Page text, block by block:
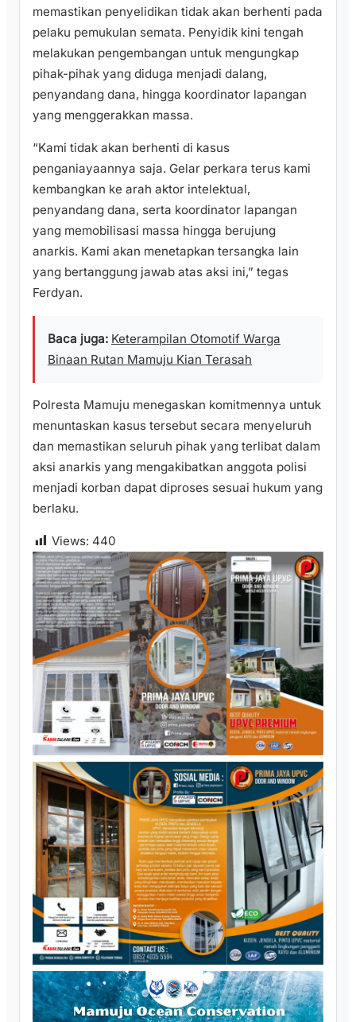
memastikan penyelidikan tidak akan berhenti pada
pelaku pemukulan semata. Penyidik kini tengah
melakukan pengembangan untuk mengungkap
pihak-pihak yang diduga menjadi dalang,
penyandang dana, hingga koordinator lapangan
yang menggerakkan massa.
“Kami tidak akan berhenti di kasus
penganiayaannya saja. Gelar perkara terus kami
kembangkan ke arah aktor intelektual,
penyandang dana, serta koordinator lapangan
yang memobilisasi massa hingga berujung
anarkis. Kami akan menetapkan tersangka lain
yang bertanggung jawab atas aksi ini,” tegas
Ferdyan.
Baca juga: Keterampilan Otomotif Warga
Binaan Rutan Mamuju Kian Terasah
Polresta Mamuju menegaskan komitmennya untuk
menuntaskan kasus tersebut secara menyeluruh
dan memastikan seluruh pihak yang terlibat dalam
aksi anarkis yang mengakibatkan anggota polisi
menjadi korban dapat diproses sesuai hukum yang
berlaku.
Views: 440